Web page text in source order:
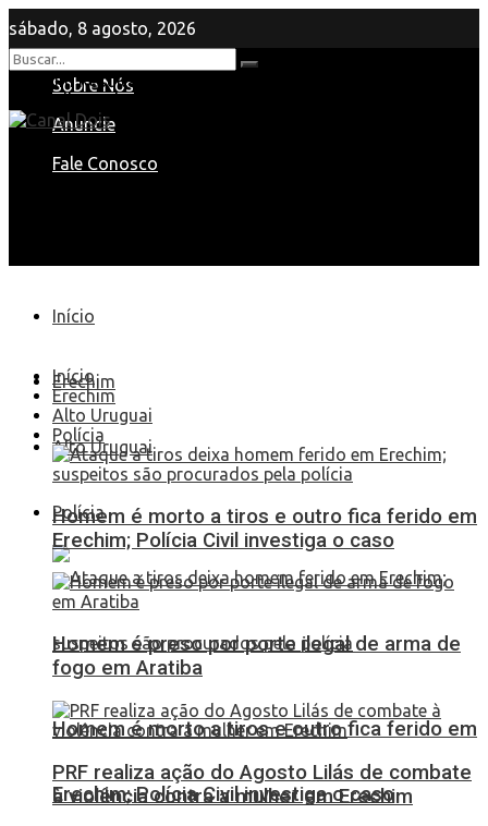
sábado, 8 agosto, 2026
Sobre Nós
Anuncie
Fale Conosco
Nenhum Resultado
View All Result
Início
Erechim
Alto Uruguai
Polícia
Homem é morto a tiros e outro fica ferido em
Erechim; Polícia Civil investiga o caso
Início
Erechim
Alto Uruguai
Polícia
Homem é morto a tiros e outro fica ferido em
Erechim; Polícia Civil investiga o caso
Homem é preso por porte ilegal de arma de
fogo em Aratiba
PRF realiza ação do Agosto Lilás de combate
à violência contra a mulher em Erechim